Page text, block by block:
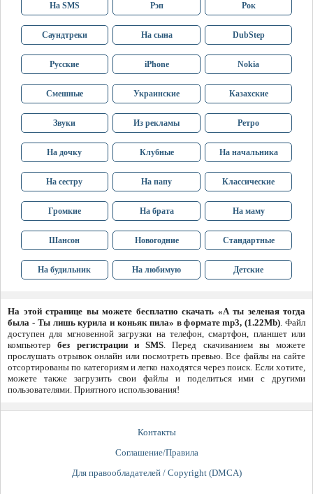
На SMS Рэп Рок
Саундтреки На сына DubStep
Русские iPhone Nokia
Смешные Украинские Казахские
Звуки Из рекламы Ретро
На дочку Клубные На начальника
На сестру На папу Классические
Громкие На брата На маму
Шансон Новогодние Стандартные
На будильник На любимую Детские
На этой странице вы можете бесплатно скачать «А ты зеленая тогда
была - Ты лишь курила и коньяк пила» в формате mp3, (1.22Mb). Файл
доступен для мгновенной загрузки на телефон, смартфон, планшет или
компьютербез регистрации и SMS. Перед скачиванием вы можете
прослушать отрывок онлайн или посмотреть превью. Все файлы на сайте
отсортированы по категориям и легко находятся через поиск. Если хотите,
можете также загрузить свои файлы и поделиться ими с другими
пользователями. Приятного использования!
Контакты
Соглашение/Правила
Для правообладателей / Copyright (DMCA)